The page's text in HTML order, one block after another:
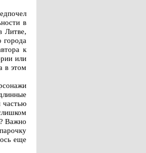
в
Литве,
города
к
или
в этом
частью
Важно
еще